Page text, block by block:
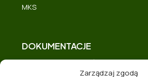
Zarządzaj zgodą
MKS
DOKUMENTACJE
Deklaracja dostępności